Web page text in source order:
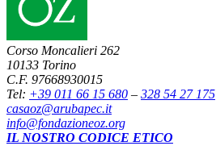
Corso Moncalieri 262
10133 Torino
C.F. 97668930015
Tel: +39 011 66 15 680 – 328 54 27 175
casaoz@arubapec.it
info@fondazioneoz.org
IL NOSTRO CODICE ETICO